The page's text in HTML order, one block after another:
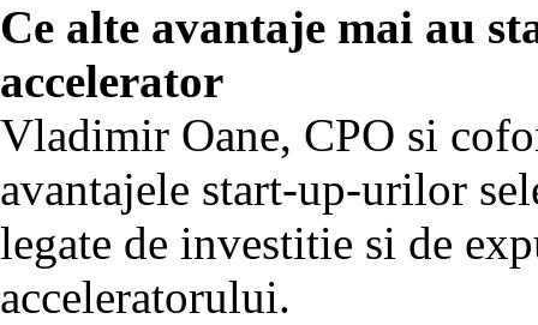
Ce alte avantaje mai au
accelerator
Vladimir Oane, CPO si
avantajele start-up-urilor
legate de investitie si de
acceleratorului.